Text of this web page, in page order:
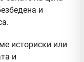
и
историски или
и